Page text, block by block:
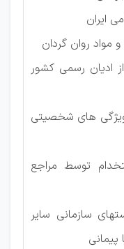
ایران
مواد روان گردان
ادیان رسمی کشور
های شخصیتی
توسط مراجع
سازمانی سایر